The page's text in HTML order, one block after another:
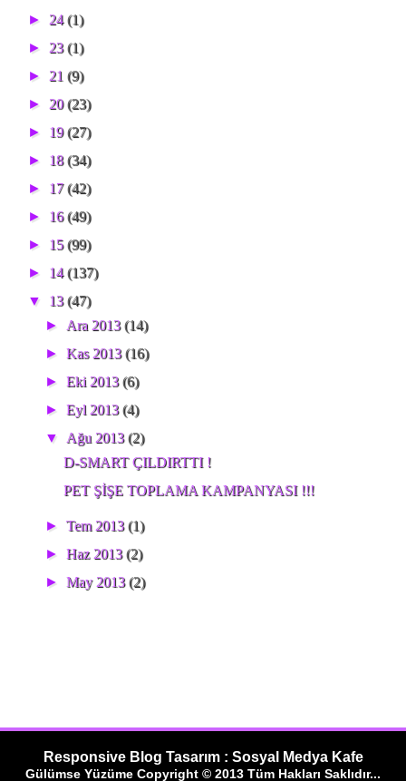
► 24(1)
► 23(1)
► 21 (9)
► 20(23)
► 19(27)
► 18(34)
► 17(42)
► 16(49)
► 15(99)
► 14(137)
▼ 13(47)
► Ara 2013(14)
►Kas 2013(16)
►Eki 2013(6)
►Eyl 2013(4)
▼ Ağu 2013(2)
D-SMART ÇILDIRTTI !
PET ŞİŞE TOPLAMA KAMPANYASI !!!
►Tem 2013(1)
►Haz 2013(2)
►May 2013(2)
Responsive Blog Tasarım : Sosyal Medya Kafe
Gülümse Yüzüme Copyright © 2013 Tüm Hakları Saklıdır...